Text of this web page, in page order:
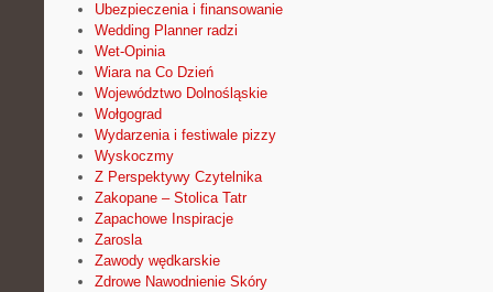
Ubezpieczenia i finansowanie
Wedding Planner radzi
Wet-Opinia
Wiara na Co Dzień
Województwo Dolnośląskie
Wołgograd
Wydarzenia i festiwale pizzy
Wyskoczmy
Z Perspektywy Czytelnika
Zakopane – Stolica Tatr
Zapachowe Inspiracje
Zarosla
Zawody wędkarskie
Zdrowe Nawodnienie Skóry